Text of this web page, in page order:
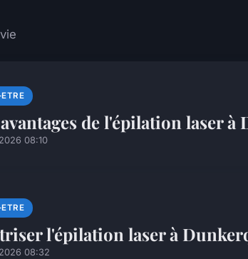
de l'épilation laser
08:10
l'épilation laser à
08:32